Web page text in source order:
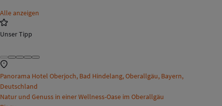
Alle anzeigen
Unser Tipp
Panorama Hotel Oberjoch, Bad Hindelang, Oberallgäu, Bayern,
Deutschland
Natur und Genuss in einer Wellness-Oase im Oberallgäu